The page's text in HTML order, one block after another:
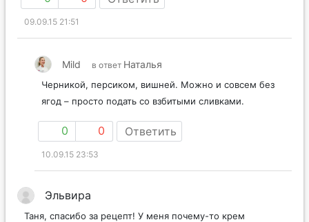
09.09.15 21:51
Mild в ответ Наталья
Черникой, персиком, вишней. Можно и совсем без
ягод – просто подать со взбитыми сливками.
0 0 Ответить
10.09.15 23:53
Эльвира
Таня, спасибо за рецепт! У меня почему-то крем